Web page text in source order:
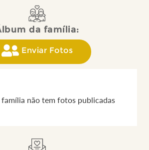
da família:
Enviar Fotos
não tem fotos publicadas